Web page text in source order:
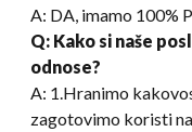
A: DA, imamo 100%
Q: Kako si naše
odnose?
A: 1.Hranimo
zagotovimo koristi